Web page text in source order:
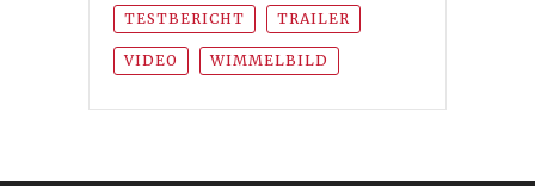
TESTBERICHT TRAILER
VIDEO WIMMELBILD